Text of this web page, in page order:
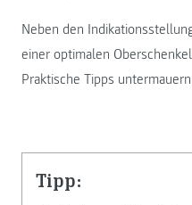
Neben den
einer optimalen
Praktische Tipps
Tipp: